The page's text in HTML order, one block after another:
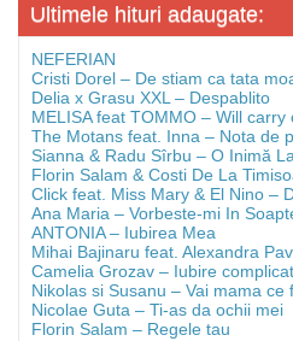
Ultimele hituri adaugate:
NEFERIAN
Cristi Dorel – De stiam ca tata
Delia x Grasu XXL – Despablito
MELISA feat TOMMO – Will carry
The Motans feat. Inna – Nota de
Sianna & Radu Sîrbu – O Inimă
Florin Salam & Costi De La
Click feat. Miss Mary & El Nino –
Ana Maria – Vorbeste-mi In
ANTONIA – Iubirea Mea
Mihai Bajinaru feat. Alexandra
Camelia Grozav – Iubire
Nikolas si Susanu – Vai mama ce
Nicolae Guta – Ti-as da ochii mei
Florin Salam – Regele tau